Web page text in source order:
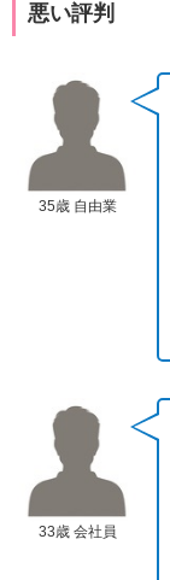
悪い評判
35歳 自由業
33歳 会社員